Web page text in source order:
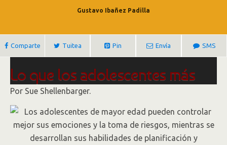
Gustavo Ibañez Padilla
Comparte Tuitea Pin Envía SMS
Lo que los adolescentes más
necesitan de sus padres
En los años más tormentosos de su
desarrollo, los jóvenes necesitan
Por Sue Shellenbarger.